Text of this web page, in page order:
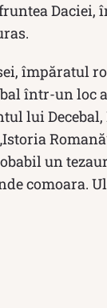
Daciei,
împăratul
într-un loc
lui
un
comoara.